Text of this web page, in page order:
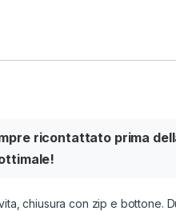
ricontattato prima
chiusura con zip e bottone.